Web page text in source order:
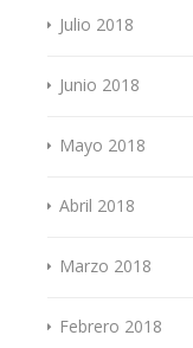
Julio 2018
Junio 2018
Mayo 2018
Abril 2018
Marzo 2018
Febrero 2018